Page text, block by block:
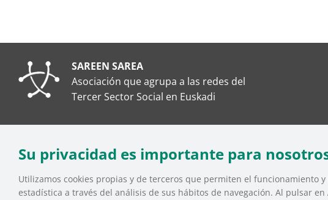
SAREEN SAREA
Asociación que agrupa a las redes del
Tercer Sector Social en Euskadi
SAREEN SAREA Euskadiko Hirugarren Sektore Soziala – Tercer Sector
INICIO QUIÉNES SOMOS
Su privacidad es importante para
Utilizamos cookies propias y de terceros que permiten el funcionamiento
estadística a través del análisis de sus hábitos de navegación. Al pulsar en